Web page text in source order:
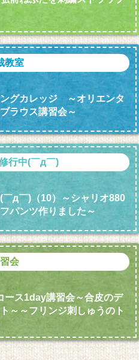
教室
グカレッジ ～オリエンタ
ラウス講習会～
行中(￣д￣)
￣д￣)（10）～シャリオ880
パンツ作りました～
会
ス1day講習会～合皮のデ
～～フリンジ刺しゅうのト